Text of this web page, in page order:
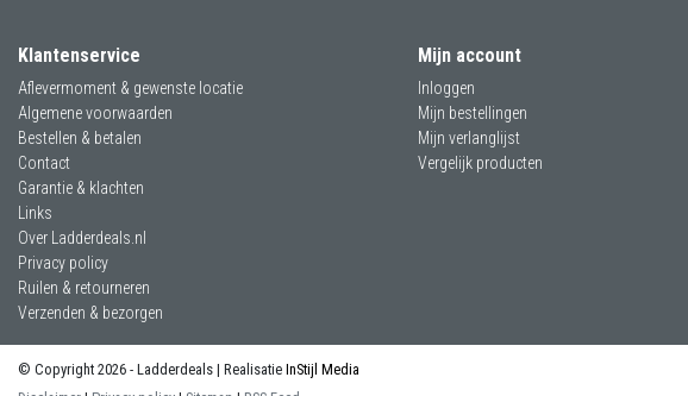
Klantenservice
Aflevermoment & gewenste locatie
Algemene voorwaarden
Bestellen & betalen
Contact
Garantie & klachten
Links
Over Ladderdeals.nl
Privacy policy
Ruilen & retourneren
Verzenden & bezorgen
Mijn account
Inloggen
Mijn bestellingen
Mijn verlanglijst
Vergelijk producten
© Copyright 2026 - Ladderdeals | Realisatie InStijl Media